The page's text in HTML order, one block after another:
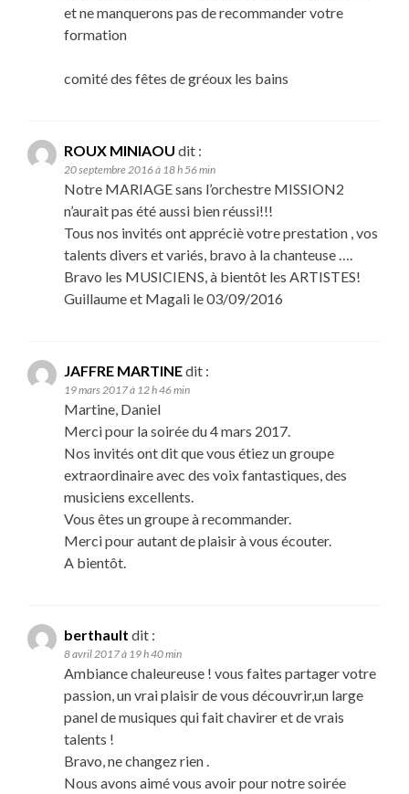
et ne manquerons pas de recommander votre
formation
comité des fêtes de gréoux les bains
ROUX MINIAOU dit :
20 septembre 2016 à 18 h 56 min
Notre MARIAGE sans l’orchestre MISSION2
n’aurait pas été aussi bien réussi!!!
Tous nos invités ont appréciè votre prestation , vos
talents divers et variés, bravo à la chanteuse ….
Bravo les MUSICIENS, à bientôt les ARTISTES!
Guillaume et Magali le 03/09/2016
JAFFRE MARTINEdit :
19 mars 2017 à 12 h 46 min
Martine, Daniel
Merci pour la soirée du 4 mars 2017.
Nos invités ont dit que vous étiez un groupe
extraordinaire avec des voix fantastiques, des
musiciens excellents.
Vous êtes un groupe à recommander.
Merci pour autant de plaisir à vous écouter.
A bientôt.
berthault dit :
8 avril 2017 à 19 h 40 min
Ambiance chaleureuse ! vous faites partager votre
passion, un vrai plaisir de vous découvrir,un large
panel de musiques qui fait chavirer et de vrais
talents !
Bravo, ne changez rien .
Nous avons aimé vous avoir pour notre soirée